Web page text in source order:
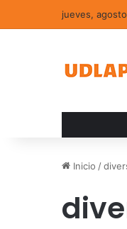
jueves,
Inicio /